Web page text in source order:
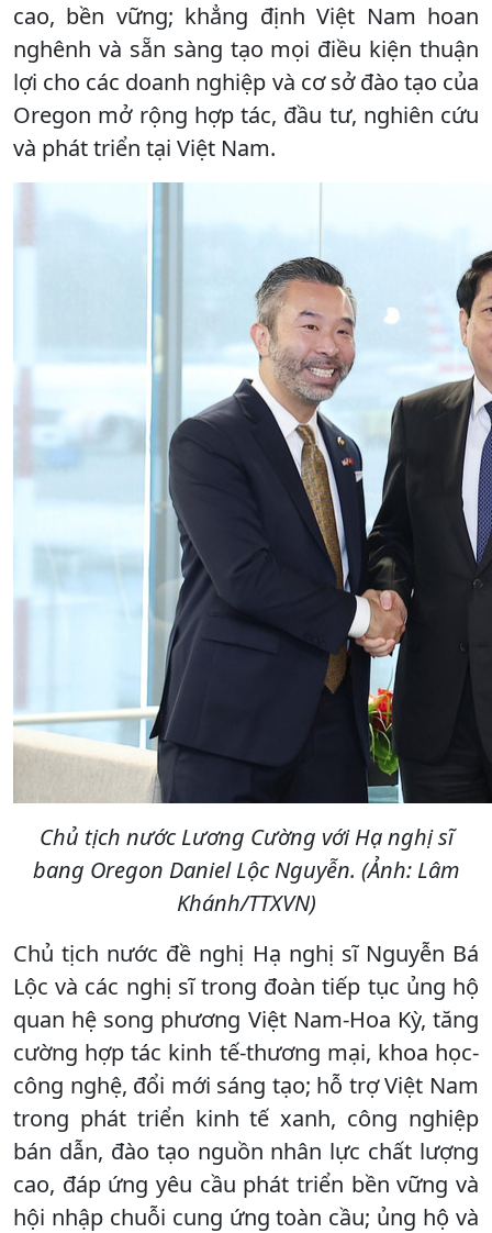
cao, bền vững; khẳng định Việt Nam hoan
nghênh và sẵn sàng tạo mọi điều kiện thuận
lợi cho các doanh nghiệp và cơ sở đào tạo của
Oregon mở rộng hợp tác, đầu tư, nghiên cứu
và phát triển tại Việt Nam.
Chủ tịch nước Lương Cường với Hạ nghị sĩ
bang Oregon Daniel Lộc Nguyễn. (Ảnh: Lâm
Khánh/TTXVN)
Chủ tịch nước đề nghị Hạ nghị sĩ Nguyễn Bá
Lộc và các nghị sĩ trong đoàn tiếp tục ủng hộ
quan hệ song phương Việt Nam-Hoa Kỳ, tăng
cường hợp tác kinh tế-thương mại, khoa học-
công nghệ, đổi mới sáng tạo; hỗ trợ Việt Nam
trong phát triển kinh tế xanh, công nghiệp
bán dẫn, đào tạo nguồn nhân lực chất lượng
cao, đáp ứng yêu cầu phát triển bền vững và
hội nhập chuỗi cung ứng toàn cầu; ủng hộ và